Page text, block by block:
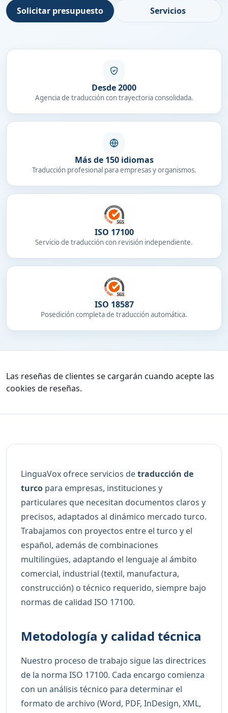
Solicitar presupuesto Servicios
Desde 2000
Agencia de traducción con trayectoria consolidada.
Más de 150 idiomas
Traducción profesional para empresas y organismos.
ISO 17100
Servicio de traducción con revisión independiente.
ISO 18587
Posedición completa de traducción automática.
Las reseñas de clientes se cargarán cuando acepte las
cookies de reseñas.
LinguaVox ofrece servicios detraducción de
turco para empresas, instituciones y
particulares que necesitan documentos claros y
precisos, adaptados al dinámico mercado turco.
Trabajamos con proyectos entre el turco y el
español, además de combinaciones
multilingües, adaptando el lenguaje al ámbito
comercial, industrial (textil, manufactura,
construcción) o técnico requerido, siempre bajo
normas de calidad ISO 17100.
Metodología y calidad técnica
Nuestro proceso de trabajo sigue las directrices
de la norma ISO 17100. Cada encargo comienza
con un análisis técnico para determinar el
formato de archivo (Word, PDF, InDesign, XML,